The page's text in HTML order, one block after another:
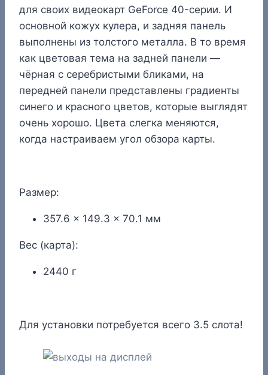
для своих видеокарт GeForce 40-серии. И
основной кожух кулера, и задняя панель
выполнены из толстого металла. В то время
как цветовая тема на задней панели —
чёрная с серебристыми бликами, на
передней панели представлены градиенты
синего и красного цветов, которые выглядят
очень хорошо. Цвета слегка меняются,
когда настраиваем угол обзора карты.
Размер:
357.6 x 149.3 x 70.1 мм
Вес (карта):
2440 г
Для установки потребуется всего 3.5 слота!